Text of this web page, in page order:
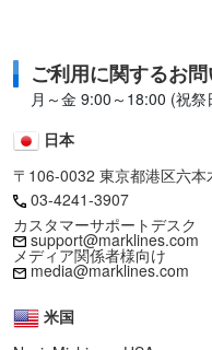
ご来場の際は是非 弊社ブ
(西1ホール出入り口すぐ入
フロアマップで是非ご確認
ご利用に関するお
月～金 9:00～18:00 (祝祭
日本
〒106-0032 東京都港区六本
03-4241-3907
カスタマーサポートデスク
support@marklines.com
メディア関係者様向け
media@marklines.com
米国